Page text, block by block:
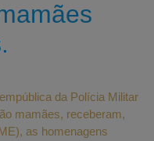
da Polícia Militar
mamães, receberam,
as homenagens